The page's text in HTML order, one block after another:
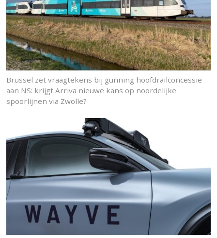
Brussel zet vraagtekens bij gunning hoofdrailconcessie
aan NS: krijgt Arriva nieuwe kans op noordelijke
spoorlijnen via Zwolle?